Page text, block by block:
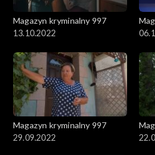
Magazyn kryminalny 997
13.10.2022
Magazyn kryminalny 997
29.09.2022